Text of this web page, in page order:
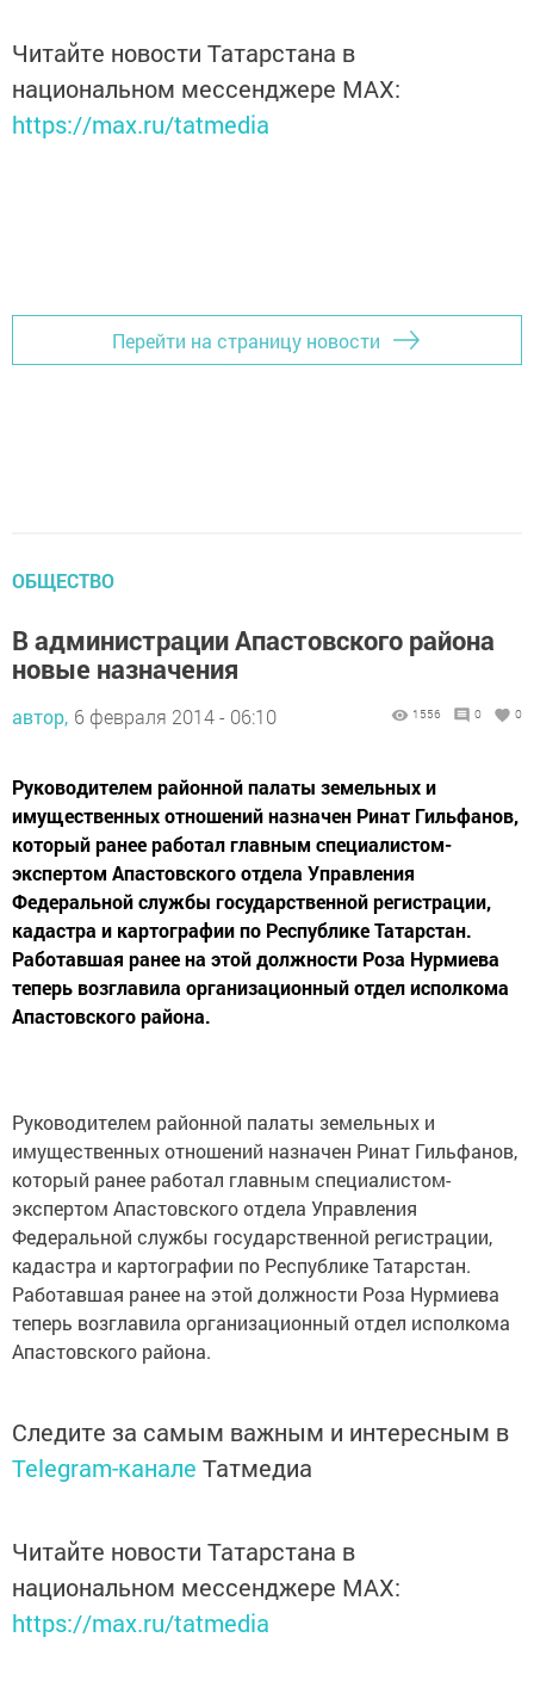
Читайте новости Татарстана в
национальном мессенджере MАХ:
https://max.ru/tatmedia
Перейти на страницу новости
ОБЩЕСТВО
В администрации Апастовского района
новые назначения
автор, 6 февраля 2014 - 06:10 1556 0 0
Руководителем районной палаты земельных и
имущественных отношений назначен Ринат Гильфанов,
который ранее работал главным специалистом-
экспертом Апастовского отдела Управления
Федеральной службы государственной регистрации,
кадастра и картографии по Республике Татарстан.
Работавшая ранее на этой должности Роза Нурмиева
теперь возглавила организационный отдел исполкома
Апастовского района.
Руководителем районной палаты земельных и
имущественных отношений назначен Ринат Гильфанов,
который ранее работал главным специалистом-
экспертом Апастовского отдела Управления
Федеральной службы государственной регистрации,
кадастра и картографии по Республике Татарстан.
Работавшая ранее на этой должности Роза Нурмиева
теперь возглавила организационный отдел исполкома
Апастовского района.
Следите за самым важным и интересным в
Telegram-канале Татмедиа
Читайте новости Татарстана в
национальном мессенджере MАХ:
https://max.ru/tatmedia